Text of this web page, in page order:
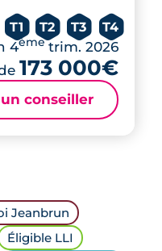
T1 T2 T3 T4
4èmetrim. 2026
173 000€
conseiller
Jeanbrun
Éligible LLI